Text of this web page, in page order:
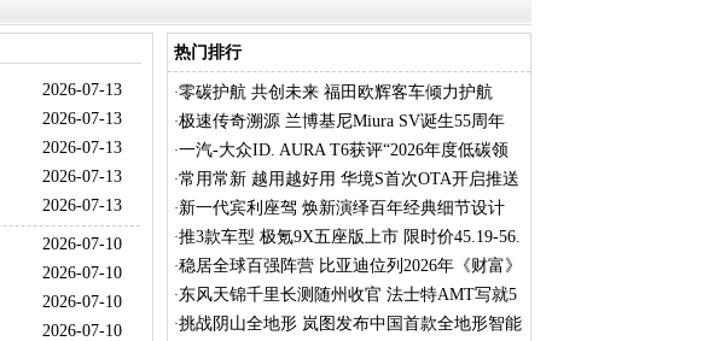
2026-07-13
2026-07-13
2026-07-13
2026-07-13
2026-07-13
2026-07-10
2026-07-10
2026-07-10
2026-07-10
热门排行
·零碳护航 共创未来 福田欧辉客车倾力护航
2026
·极速传奇溯源 兰博基尼Miura SV诞生55周年
·一汽-大众ID. AURA T6获评“2026年度低碳领
跑
·常用常新 越用越好用 华境S首次OTA开启推送
·新一代宾利座驾 焕新演绎百年经典细节设计
·推3款车型 极氪9X五座版上市 限时价45.19-56.
·稳居全球百强阵营 比亚迪位列2026年《财富》
·东风天锦千里长测随州收官 法士特AMT写就5
省
·挑战阴山全地形 岚图发布中国首款全地形智能